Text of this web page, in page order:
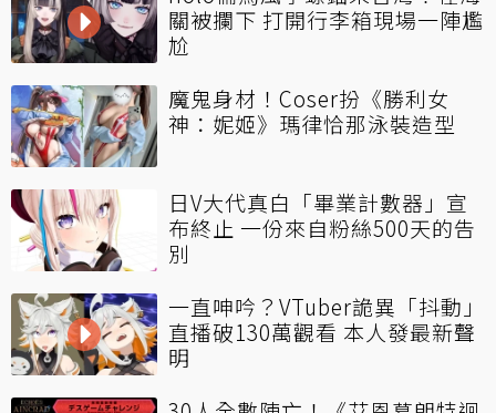
關被攔下 打開行李箱現場一陣尷
尬
魔鬼身材！Coser扮《勝利女
神：妮姬》瑪律恰那泳裝造型
日V大代真白「畢業計數器」宣
布終止 一份來自粉絲500天的告
別
一直呻吟？VTuber詭異「抖動」
直播破130萬觀看 本人發最新聲
明